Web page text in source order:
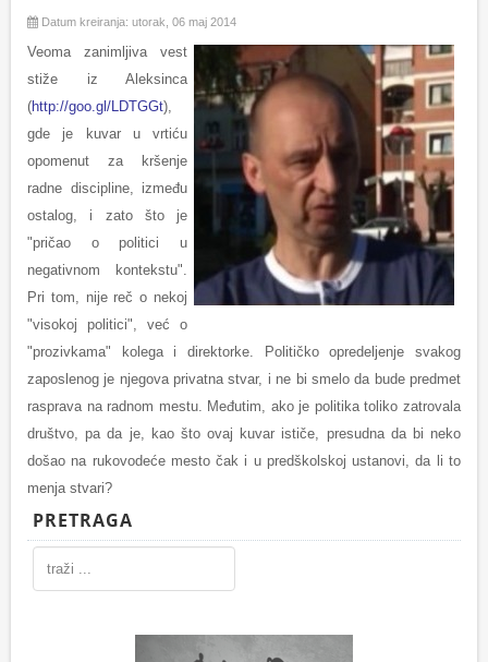
Datum kreiranja: utorak, 06 maj 2014
Veoma zanimljiva vest
stiže iz Aleksinca
(http://goo.gl/LDTGGt),
gde je kuvar u vrtiću
opomenut za kršenje
radne discipline, između
ostalog, i zato što je
"pričao o politici u
negativnom kontekstu".
Pri tom, nije reč o nekoj
"visokoj politici", već o
"prozivkama" kolega i direktorke. Političko opredeljenje svakog
zaposlenog je njegova privatna stvar, i ne bi smelo da bude predmet
rasprava na radnom mestu. Međutim, ako je politika toliko zatrovala
društvo, pa da je, kao što ovaj kuvar ističe, presudna da bi neko
došao na rukovodeće mesto čak i u predškolskoj ustanovi, da li to
menja stvari?
PRETRAGA